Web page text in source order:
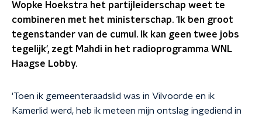
Wopke Hoekstra het partijleiderschap weet te
combineren met het ministerschap. 'Ik ben groot
tegenstander van de cumul. Ik kan geen twee jobs
tegelijk', zegt Mahdi in het radioprogramma WNL
Haagse Lobby.
'Toen ik gemeenteraadslid was in Vilvoorde en ik
Kamerlid werd, heb ik meteen mijn ontslag ingediend in